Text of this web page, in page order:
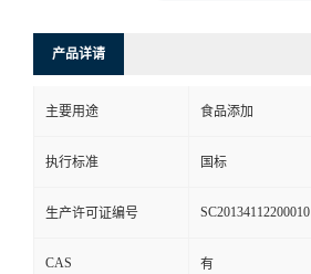
产品详请
主要用途 食品添加
执行标准 国标
生产许可证编号 SC20134112200010
CAS 有